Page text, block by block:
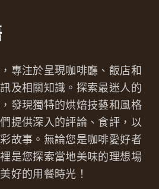
專注於呈現咖啡廳、飯店和
及相關知識。探索最迷人的
發現獨特的烘焙技藝和風格
提供深入的評論、食評，以
故事。無論您是咖啡愛好者
是您探索當地美味的理想場
好的用餐時光！